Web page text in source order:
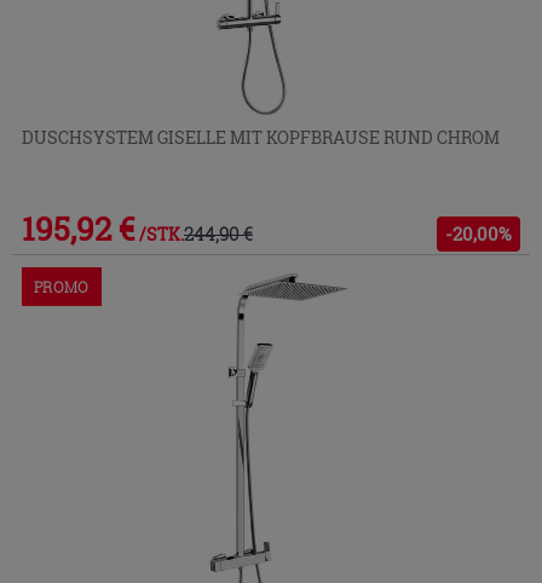
DUSCHSYSTEM GISELLE MIT KOPFBRAUSE RUND CHROM
195,92 € /STK.244,90 € -20,00%
PROMO